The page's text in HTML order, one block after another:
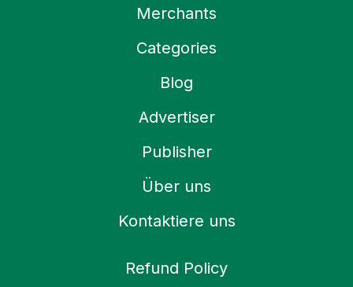
Merchants
Categories
Blog
Advertiser
Publisher
Über uns
Kontaktiere uns
Refund Policy